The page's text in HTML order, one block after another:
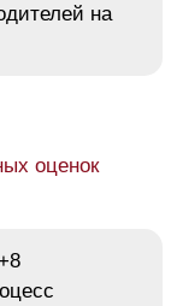
на
оценок